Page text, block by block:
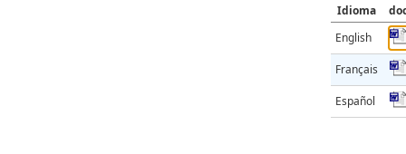
Idioma
English
Français
Español